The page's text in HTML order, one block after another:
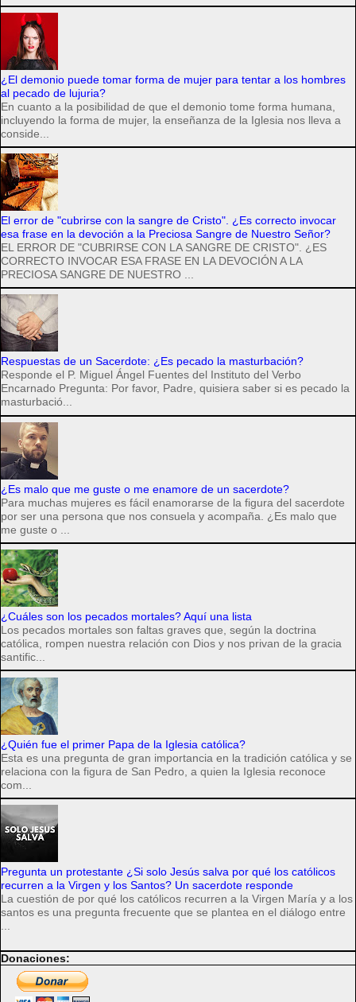
¿El demonio puede tomar forma de mujer para tentar a los hombres
al pecado de lujuria?
En cuanto a la posibilidad de que el demonio tome forma humana,
incluyendo la forma de mujer, la enseñanza de la Iglesia nos lleva a
conside...
El error de "cubrirse con la sangre de Cristo". ¿Es correcto invocar
esa frase en la devoción a la Preciosa Sangre de Nuestro Señor?
EL ERROR DE "CUBRIRSE CON LA SANGRE DE CRISTO". ¿ES
CORRECTO INVOCAR ESA FRASE EN LA DEVOCIÓN A LA
PRECIOSA SANGRE DE NUESTRO ...
Respuestas de un Sacerdote: ¿Es pecado la masturbación?
Responde el P. Miguel Ángel Fuentes del Instituto del Verbo
Encarnado Pregunta: Por favor, Padre, quisiera saber si es pecado la
masturbació...
¿Es malo que me guste o me enamore de un sacerdote?
Para muchas mujeres es fácil enamorarse de la figura del sacerdote
por ser una persona que nos consuela y acompaña. ¿Es malo que
me guste o ...
¿Cuáles son los pecados mortales? Aquí una lista
Los pecados mortales son faltas graves que, según la doctrina
católica, rompen nuestra relación con Dios y nos privan de la gracia
santific...
¿Quién fue el primer Papa de la Iglesia católica?
Esta es una pregunta de gran importancia en la tradición católica y se
relaciona con la figura de San Pedro, a quien la Iglesia reconoce
com...
Pregunta un protestante ¿Si solo Jesús salva por qué los católicos
recurren a la Virgen y los Santos? Un sacerdote responde
La cuestión de por qué los católicos recurren a la Virgen María y a los
santos es una pregunta frecuente que se plantea en el diálogo entre
Donaciones: